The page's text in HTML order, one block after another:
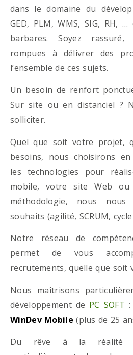
dans le domaine du
GED, PLM, WMS, SIG, RH,
barbares. Soyez
rompues à délivrer des
l’ensemble de ces sujets.
Un besoin de renfort
Sur site ou en distanciel ?
solliciter.
Quel que soit votre projet,
besoins, nous choisirons
les technologies pour
mobile, votre site Web ou
méthodologie, nous
souhaits (agilité, SCRUM,
Notre réseau de
permet de vous
recrutements, quelle que soit
Nous maîtrisons
développement de PC SOFT :
WinDev Mobile (plus de 25
Du rêve à la réalité :